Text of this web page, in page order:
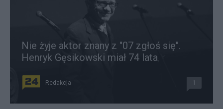
Nie żyje aktor znany z "07 zgłoś się".
Henryk Gęsikowski miał 74 lata
Redakcja 1